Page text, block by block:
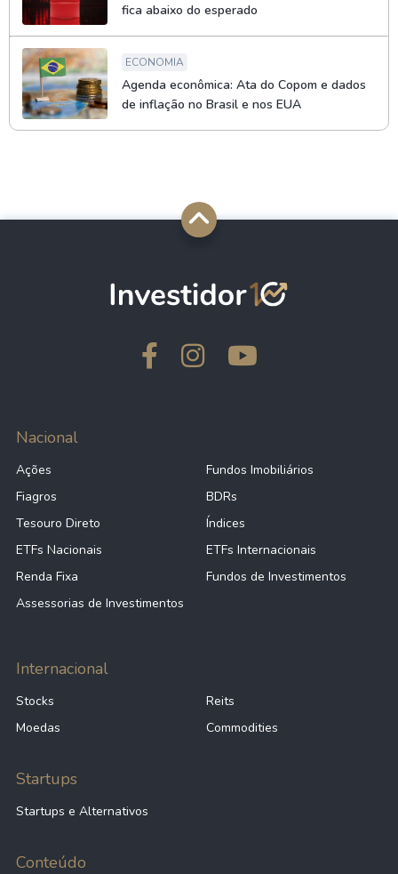
fica abaixo do esperado
ECONOMIA
Agenda econômica: Ata do Copom e dados
de inflação no Brasil e nos EUA
Nacional
Ações
Fundos Imobiliários
Fiagros
BDRs
Tesouro Direto
Índices
ETFs Nacionais
ETFs Internacionais
Renda Fixa
Fundos de Investimentos
Assessorias de Investimentos
Internacional
Stocks
Reits
Moedas
Commodities
Startups
Startups e Alternativos
Conteúdo